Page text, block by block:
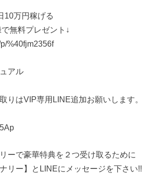
10万円稼げる
無料プレゼント↓
%40fjm2356f
アル
りはVIP専用LINE追加お願いします。
ーで豪華特典を２つ受け取るために
リー】とLINEにメッセージを下さい!!